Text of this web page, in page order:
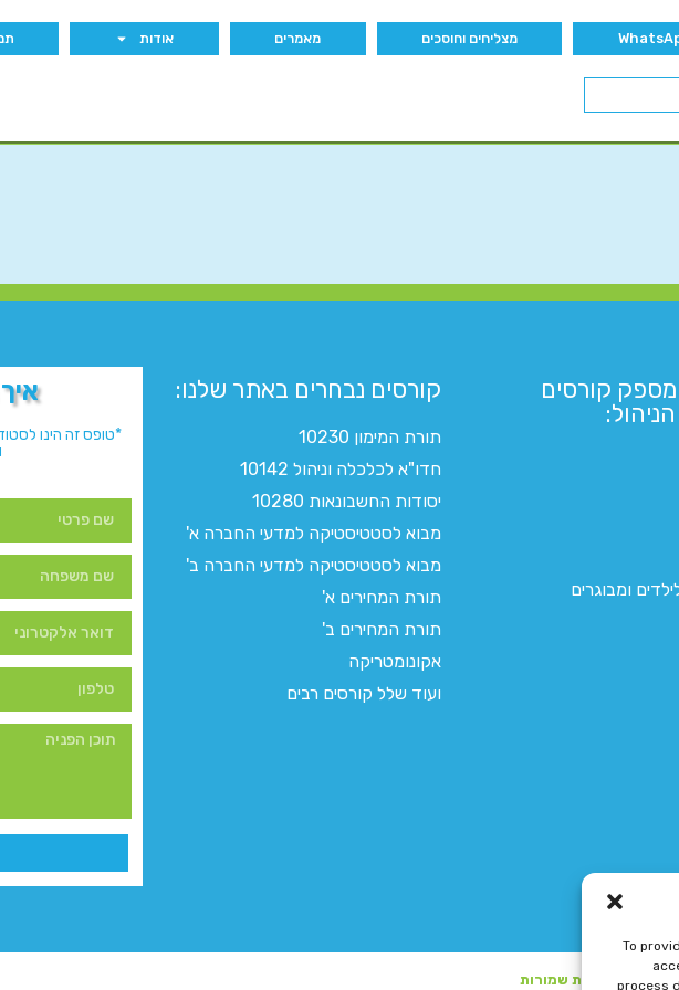
To
process
מצליחים וחוסכים מאמרים אודות
קורסים
ומבוגרים
קורסים נבחרים באתר שלנו:​
תורת המימון 10230
חדו"א לכלכלה וניהול 10142
יסודות החשבונאות 10280
מבוא לסטטיסטיקה למדעי החברה א'
מבוא לסטטיסטיקה למדעי החברה ב'
תורת המחירים א'
תורת המחירים ב'
אקונומטריקה
ועוד שלל קורסים רבים
*טופס זה הינו